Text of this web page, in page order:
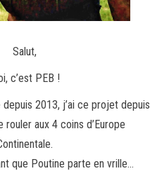
Salut,
c’est PEB !
2013, j’ai ce projet depuis
aux 4 coins d’Europe
que Poutine parte en vrille…